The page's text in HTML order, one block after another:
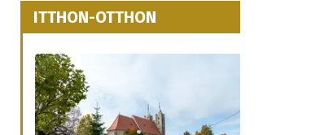
ITTHON-OTTHON